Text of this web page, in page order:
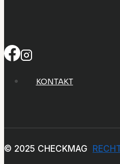
KONTAKT
© 2025 CHECKMAG